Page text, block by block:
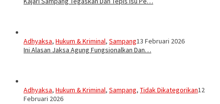
Adhyaksa, Hukum & Kriminal, Sampang13 Februari 2026
Ini Alasan Jaksa Agung Fungsionalkan Dan…
Adhyaksa, Hukum & Kriminal, Sampang, Tidak Dikategorikan12
Februari 2026